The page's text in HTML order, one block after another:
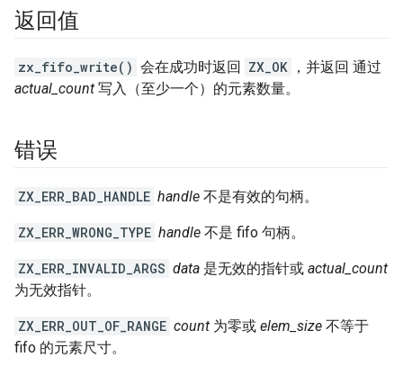
返回值
zx_fifo_write() 会在成功时返回 ZX_OK ，并返回 通过
actual_count 写入（至少一个）的元素数量。
错误
ZX_ERR_BAD_HANDLE handle 不是有效的句柄。
ZX_ERR_WRONG_TYPE handle 不是 fifo 句柄。
ZX_ERR_INVALID_ARGS data 是无效的指针或 actual_count
为无效指针。
ZX_ERR_OUT_OF_RANGE count 为零或 elem_size 不等于
fifo 的元素尺寸。